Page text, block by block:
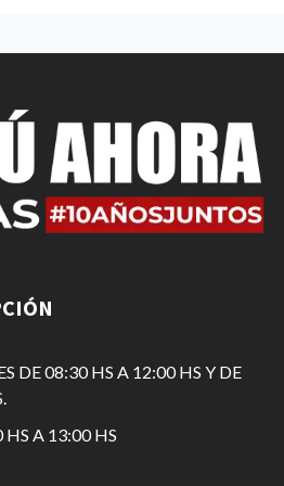
DE 08:30 HS A 12:00 HS Y DE
HS A 13:00 HS